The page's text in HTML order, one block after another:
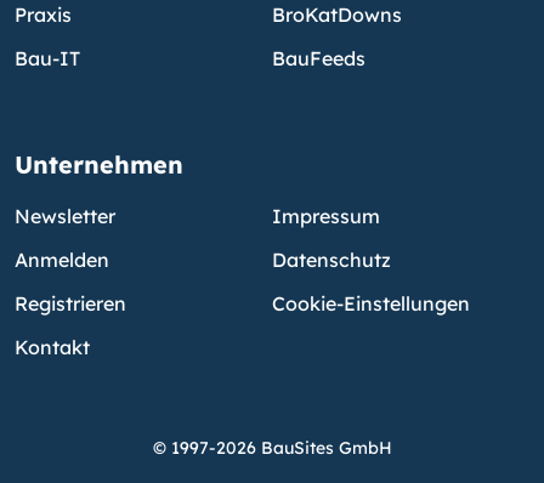
Praxis
Bau-IT
BroKatDowns
BauFeeds
Unternehmen
Newsletter
Anmelden
Registrieren
Kontakt
Impressum
Datenschutz
Cookie-Einstellungen
© 1997-2026 BauSites GmbH